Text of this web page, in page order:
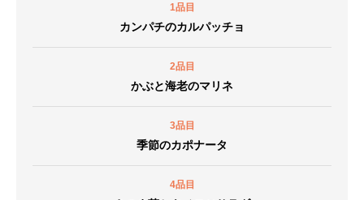
1品目
カンパチのカルパッチョ
2品目
かぶと海老のマリネ
3品目
季節のカポナータ
4品目